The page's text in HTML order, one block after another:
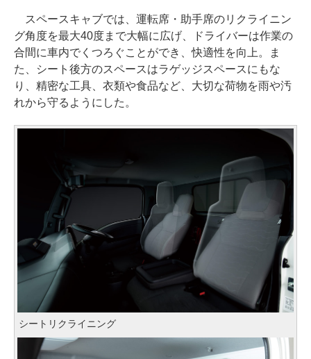
スペースキャブでは、運転席・助手席のリクライニン
グ角度を最大40度まで大幅に広げ、ドライバーは作業の
合間に車内でくつろぐことができ、快適性を向上。ま
た、シート後方のスペースはラゲッジスペースにもな
り、精密な工具、衣類や食品など、大切な荷物を雨や汚
れから守るようにした。
シートリクライニング